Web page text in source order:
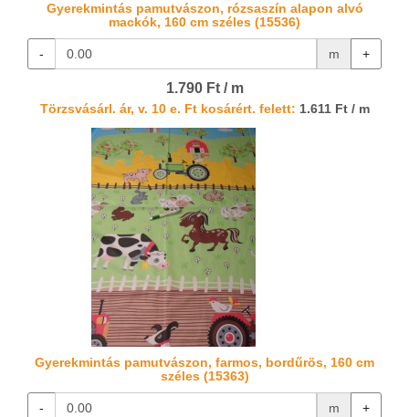
Gyerekmintás pamutvászon, rózsaszín alapon alvó
mackók, 160 cm széles (15536)
- m +
1.790 Ft / m
Törzsvásárl. ár, v. 10 e. Ft kosárért. felett: 1.611 Ft / m
Gyerekmintás pamutvászon, farmos, bordűrös, 160 cm
széles (15363)
- m +